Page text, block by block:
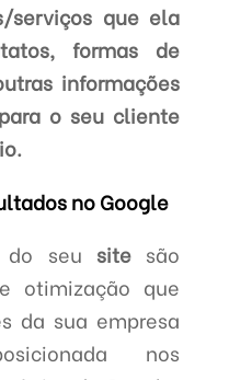
serviços que ela
formas de
informações
o seu cliente
no Google
do seu sitesão
otimização que
da sua empresa
nos